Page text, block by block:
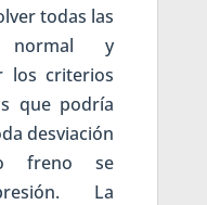
todas las
normal y
los criterios
que podría
desviación
freno se
La